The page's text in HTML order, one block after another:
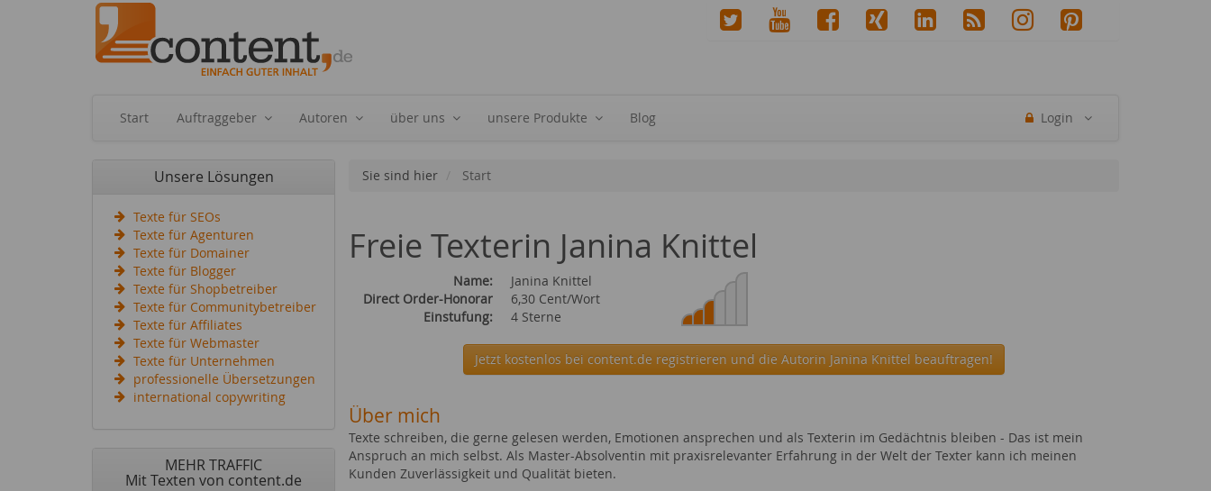
Start Auftraggeber Autoren über uns unsere Produkte Blog Login
Unsere Lösungen
Texte für SEOs
Texte für Agenturen
Texte für Domainer
Texte für Blogger
Texte für Shopbetreiber
Texte für Communitybetreiber
Texte für Affiliates
Texte für Webmaster
Texte für Unternehmen
professionelle Übersetzungen
international copywriting
MEHR TRAFFIC
Mit Texten von content.de
Sie sind hier Start
Freie Texterin Janina Knittel
Name:
Janina Knittel
Direct Order-Honorar
6,30 Cent/Wort
Einstufung:
4 Sterne
Jetzt kostenlos bei content.de registrieren und die Autorin Janina Knittel beauftragen!
Über mich
Texte schreiben, die gerne gelesen werden, Emotionen ansprechen und als Texterin im Gedächtnis bleiben - Das ist mein
Anspruch an mich selbst. Als Master-Absolventin mit praxisrelevanter Erfahrung in der Welt der Texter kann ich meinen
Kunden Zuverlässigkeit und Qualität bieten.